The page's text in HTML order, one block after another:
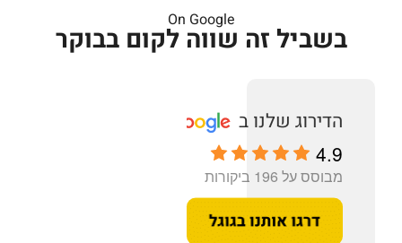
On Google
בשביל זה שווה לקום בבוקר
4.9
מבוסס על 196 ביקורות